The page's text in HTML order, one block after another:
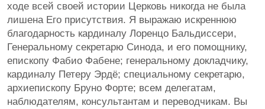
ходе всей своей истории Церковь никогда не была
лишена Его присутствия. Я выражаю искреннюю
благодарность кардиналу Лоренцо Бальдиссери,
Генеральному секретарю Синода, и его помощнику,
епископу Фабио Фабене; генеральному докладчику,
кардиналу Петеру Эрдё; специальному секретарю,
архиепископу Бруно Форте; всем делегатам,
наблюдателям, консультантам и переводчикам. Вы